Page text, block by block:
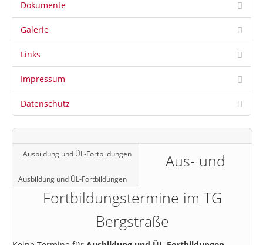
Dokumente
Galerie
Links
Impressum
Datenschutz
Ausbildung und ÜL-Fortbildungen
Ausbildung und ÜL-Fortbildungen
Aus- und
Fortbildungstermine im TG
Bergstraße